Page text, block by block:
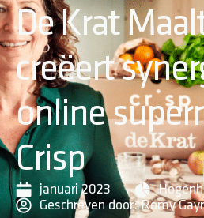
De Krat
creëert
online
Crisp
januari 2023
Geschreven door:Romy